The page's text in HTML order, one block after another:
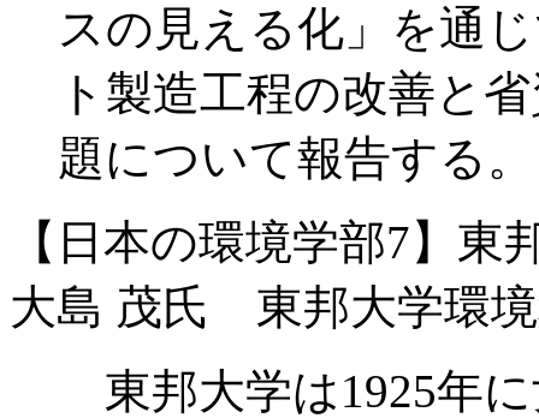
スの見える化」を通
ト製造工程の改善と
題について報告する。
【日本の環境学部7】東
大島 茂氏 東邦大学環
東邦大学は1925年